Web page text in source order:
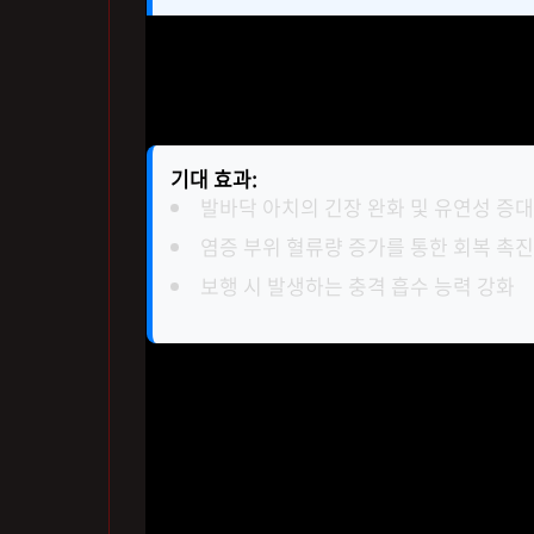
기대 효과:
발바닥 아치의 긴장 완화 및 유연성 증대
염증 부위 혈류량 증가를 통한 회복 촉진
보행 시 발생하는 충격 흡수 능력 강화